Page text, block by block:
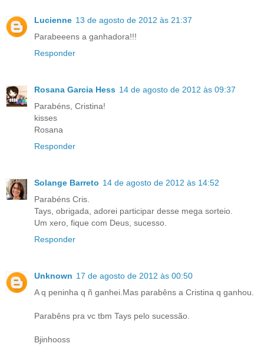
Lucienne 13 de agosto de 2012 às 21:37
Parabeeens a ganhadora!!!
Responder
Rosana Garcia Hess 14 de agosto de 2012 às 09:37
Parabéns, Cristina!
kisses
Rosana
Responder
Solange Barreto 14 de agosto de 2012 às 14:52
Parabéns Cris.
Tays, obrigada, adorei participar desse mega sorteio.
Um xero, fique com Deus, sucesso.
Responder
Unknown 17 de agosto de 2012 às 00:50
A q peninha q ñ ganhei.Mas parabêns a Cristina q ganhou.
Parabêns pra vc tbm Tays pelo sucessão.
Bjinhooss